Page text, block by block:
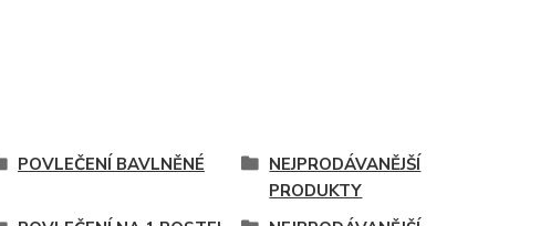
POVLEČENÍ BAVLNĚNÉ
NEJPRODÁVANĚJŠÍ
PRODUKTY